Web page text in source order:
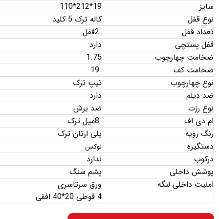
سایز
110*212*19
نوع قفل
کاله ترک 5 کلید
تعداد قفل
2قفل
قفل پستچی
دارد
ضخامت چهارچوب
1.75
ضخامت کف
19
نوع چهارچوب
تیپ ترک
ضد دیلم
دارد
نوع رزت
ضد برش
ام دی اف
8میل ترک
رنگ رویه
پلی ارتان ترک
دستگیره
لوکس
درکوب
ندارد
پوشش داخلی
پشم سنگ
امنیت داخلی لنگه
ورق سرتاسری
4 قوطی 20*40 افقی